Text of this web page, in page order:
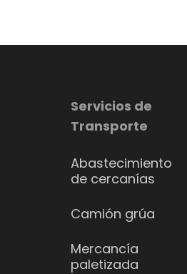
Servicios de
Transporte
Abastecimiento
de cercanías
Camión grúa
Mercancía
paletizada